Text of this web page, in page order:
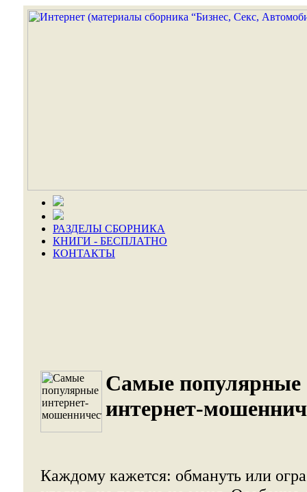
РАЗДЕЛЫ СБОРНИКА
КНИГИ - БЕСПЛАТНО
КОНТАКТЫ
Самые популярные
интернет-
Каждому кажется: обмануть или